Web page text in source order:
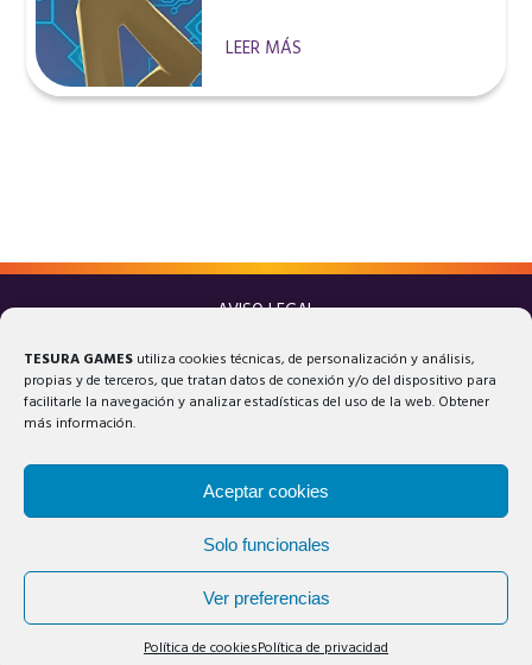
TESURA GAMES utiliza cookies técnicas, de personalización y análisis,
propias y de terceros, que tratan datos de conexión y/o del dispositivo para
facilitarle la navegación y analizar estadísticas del uso de la web. Obtener
más información.
Aceptar cookies
Solo funcionales
Ver preferencias
Política de cookiesPolítica de privacidad
LEER MÁS
AVISO LEGAL
POLÍTICA DE COOKIES
© 2025 Tesura Games®. Todos los derechos reservados.